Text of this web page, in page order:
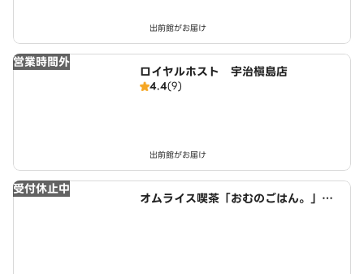
出前館がお届け
営業時間外
ロイヤルホスト 宇治槇島店
4.4(9)
出前館がお届け
受付休止中
オムライス喫茶「おむのごはん。」